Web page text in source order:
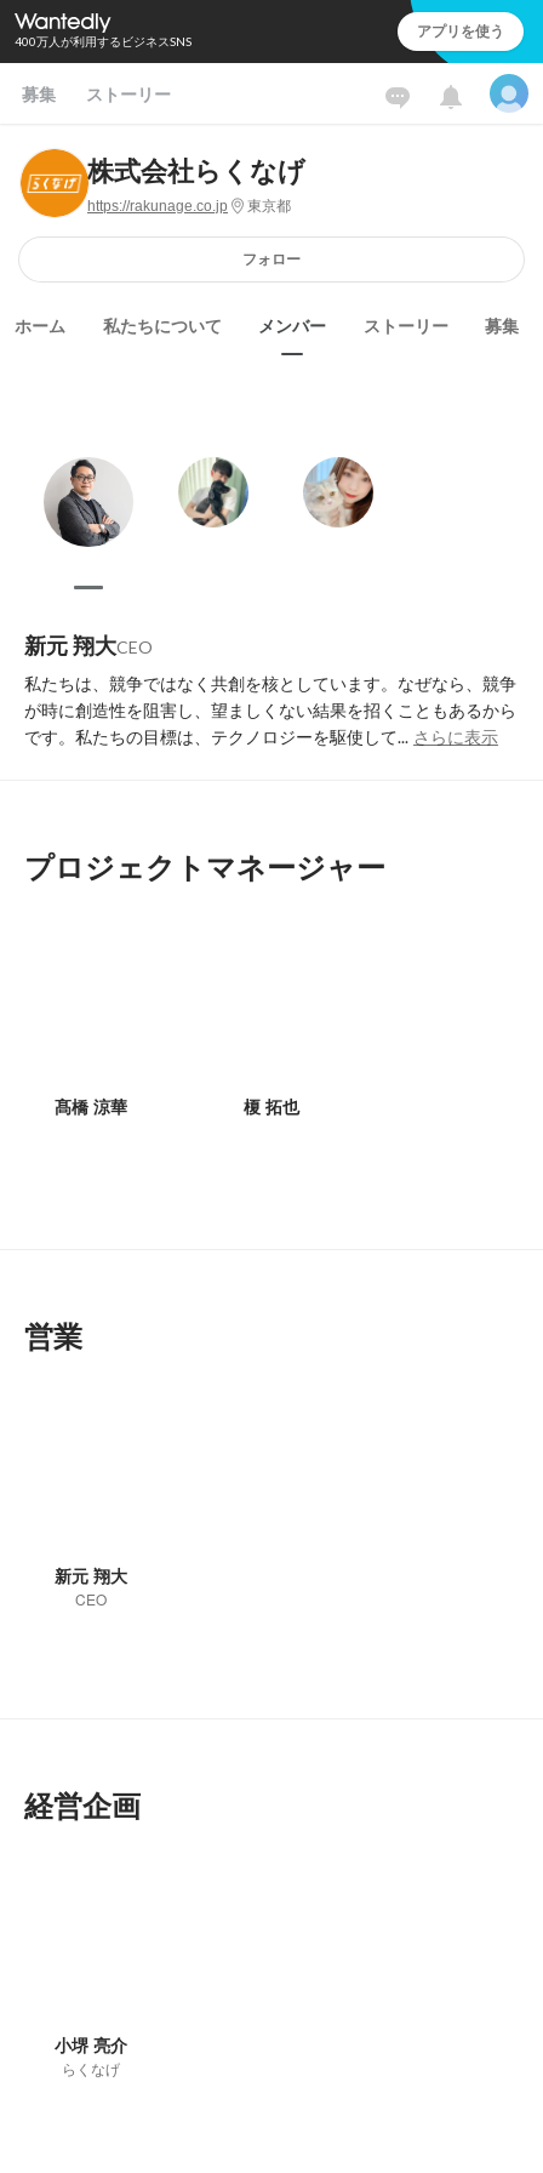
400万人が利用するビジネスSNS アプリを使う
募集 ストーリー
株式会社らくなげ
https://rakunage.co.jp 東京都
フォロー
ホーム 私たちについて メンバー ストーリー 募集
新元 翔大CEO
私たちは、競争ではなく共創を核としています。なぜなら、競争
が時に創造性を阻害し、望ましくない結果を招くこともあるから
です。私たちの目標は、テクノロジーを駆使して... さらに表示
プロジェクトマネージャー
髙橋 涼華 榎 拓也
営業
新元 翔大
CEO
経営企画
小堺 亮介
らくなげ